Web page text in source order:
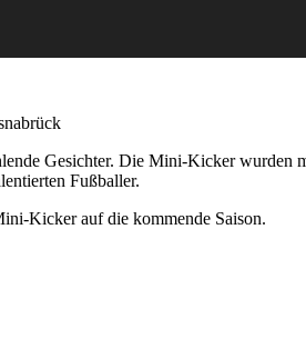
Gesichter. Die Mini-Kicker
Fußballer.
Kicker auf die kommende Saison.